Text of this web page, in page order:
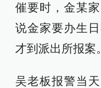
催要时，金某
说金家要办生
才到派出所报案。
吴老板报警当